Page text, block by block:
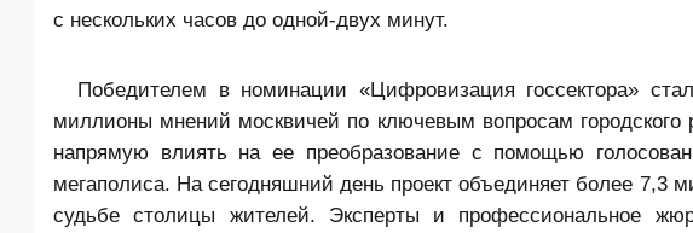
с нескольких часов до одной-двух минут.
Победителем в номинации «Цифровизация госсектора»
миллионы мнений москвичей по ключевым вопросам
напрямую влиять на ее преобразование с помощью
мегаполиса. На сегодняшний день проект объединяет более 7,3
судьбе столицы жителей. Эксперты и профессиональное